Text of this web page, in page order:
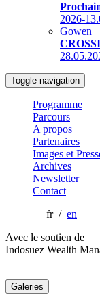
2026-
Gowen
Toggle navigation
Programme
Parcours
A propos
Partenaires
Images et
Archives
Newsletter
Contact
fr / en
Avec le soutien de
Indosuez Wealth
Galeries